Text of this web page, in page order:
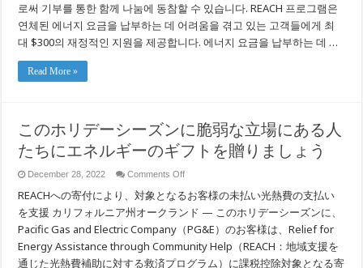
한
사
람
들
물
을
보
내
요
로써 기부를 통한 함께 나눔에 동참할 수 있습니다. REACH 프로그램은
연체된 에너지 요금을 납부하는 데 어려움을 겪고 있는 고객들에게 최
대 $300의 재정적인 지원을 제공합니다. 에너지 요금을 납부하는 데 …
Read More »
このホリデーシーズンに脆弱な立場にある人
たちにエネルギーのギフトを贈りましょう
December 28, 2022 Comments Offon
の
ホ
リ
デ
ー
REACHへの寄付により、対象となるお客様の未払い光熱費の支払い
を支援 カリフォルニア州オークランド — このホリデーシーズンに、
Pacific Gas and Electric Company（PG&E）のお客様は、Relief for
Energy Assistance through Community Help（REACH：地域支援を
通じた光熱費補助に対する救済プログラム）に課税控除対象となる寄